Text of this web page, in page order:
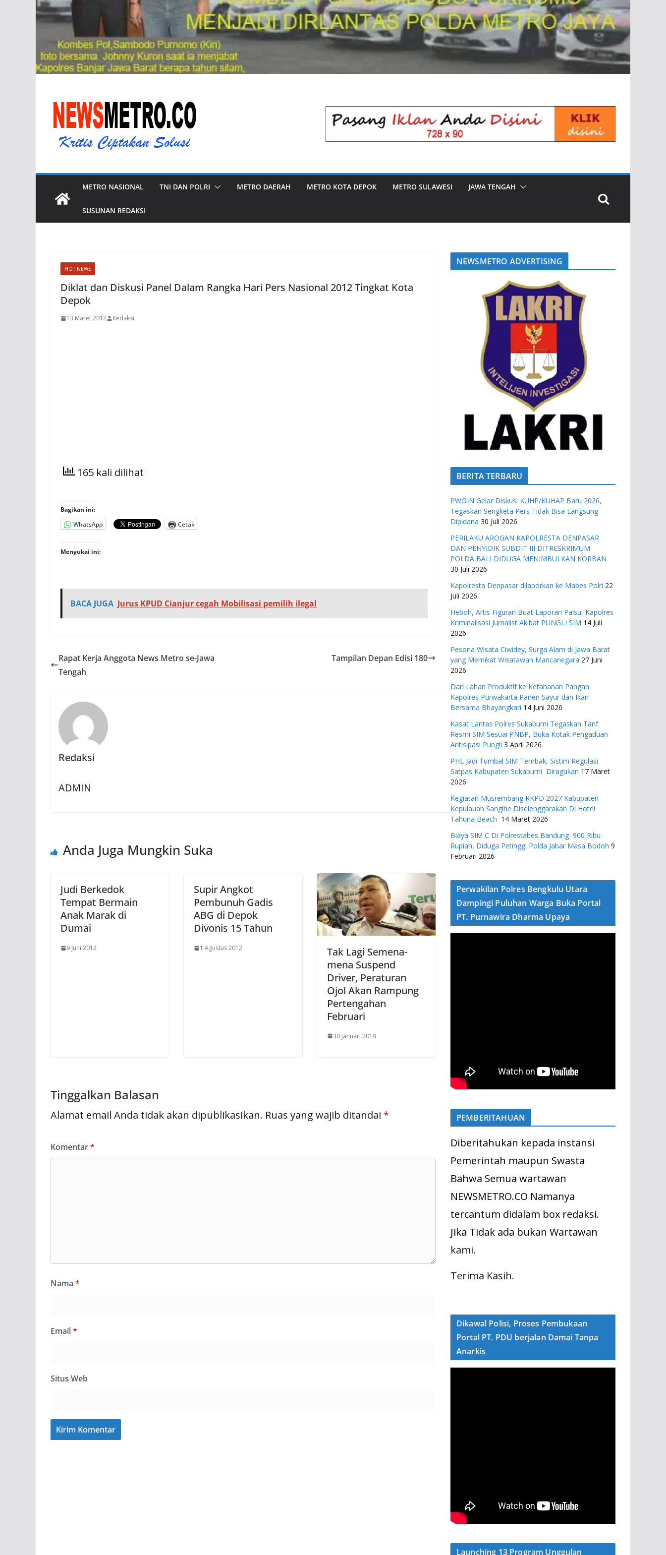
METRO NASIONAL TNI DAN POLRI METRO DAERAH METRO KOTA DEPOK METRO SULAWESI JAWA TENGAH
SUSUNAN REDAKSI
HOT NEWS
Diklat dan Diskusi Panel Dalam Rangka Hari Pers Nasional 2012 Tingkat Kota
Depok
13 Maret 2012 Redaksi
165 kali dilihat
Bagikan ini:
WhatsApp
Cetak
Menyukai ini:
BACA JUGA Jurus KPUD Cianjur cegah Mobilisasi pemilih ilegal
Rapat Kerja Anggota News Metro se-Jawa
Tengah
Tampilan Depan Edisi 180
Redaksi
ADMIN
Anda Juga Mungkin Suka
Judi Berkedok
Tempat Bermain
Anak Marak di
Dumai
9 Juni 2012
Supir Angkot
Pembunuh Gadis
ABG di Depok
Divonis 15 Tahun
1 Agustus 2012
Tak Lagi Semena-
mena Suspend
Driver, Peraturan
Ojol Akan Rampung
Pertengahan
Februari
30 Januari 2019
Tinggalkan Balasan
Alamat email Anda tidak akan dipublikasikan. Ruas yang wajib ditandai *
Komentar*
Nama *
Email*
Situs Web
NEWSMETRO ADVERTISING
BERITA TERBARU
PWOIN Gelar Diskusi KUHP/KUHAP Baru 2026,
Tegaskan Sengketa Pers Tidak Bisa Langsung
Dipidana 30 Juli 2026
PERILAKU AROGAN KAPOLRESTA DENPASAR
DAN PENYIDIK SUBDIT III DITRESKRIMUM
POLDA BALI DIDUGA MENIMBULKAN KORBAN
30 Juli 2026
Kapolresta Denpasar dilaporkan ke Mabes Polri 22
Juli 2026
Heboh, Artis Figuran Buat Laporan Palsu, Kapolres
Kriminalisasi Jurnalist Akibat PUNGLI SIM 14 Juli
2026
Pesona Wisata Ciwidey, Surga Alam di Jawa Barat
yang Memikat Wisatawan Mancanegara 27 Juni
2026
Dari Lahan Produktif ke Ketahanan Pangan.
Kapolres Purwakarta Panen Sayur dan Ikan
Bersama Bhayangkari 14 Juni 2026
Kasat Lantas Polres Sukabumi Tegaskan Tarif
Resmi SIM Sesuai PNBP, Buka Kotak Pengaduan
Antisipasi Pungli 3 April 2026
PHL Jadi Tumbal SIM Tembak, Sistim Regulasi
Satpas Kabupaten Sukabumi Diragukan 17 Maret
2026
Kegiatan Musrembang RKPD 2027 ​Kabupaten
Kepulauan Sangihe Diselenggarakan Di Hotel
Tahuna Beach 14 Maret 2026
Biaya SIM C Di Polrestabes Bandung 900 Ribu
Rupiah, Diduga Petinggi Polda Jabar Masa Bodoh 9
Februari 2026
Perwakilan Polres Bengkulu Utara
Dampingi Puluhan Warga Buka Portal
PT. Purnawira Dharma Upaya
PEMBERITAHUAN
Diberitahukan kepada instansi
Pemerintah maupun Swasta
Bahwa Semua wartawan
NEWSMETRO.CO Namanya
tercantum didalam box redaksi.
Jika Tidak ada bukan Wartawan
kami.
Terima Kasih.
Dikawal Polisi, Proses Pembukaan
Portal PT. PDU berjalan Damai Tanpa
Anarkis
Launching 13 Program Unggulan